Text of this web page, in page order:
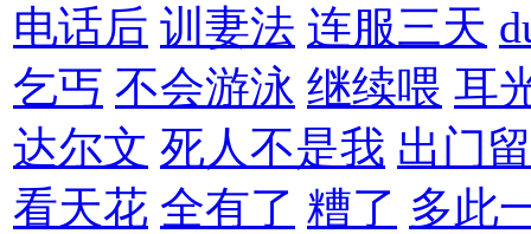
电话后 训妻法 连服三天
乞丐 不会游泳 继续喂 耳
达尔文 死人不是我 出门
看天花 全有了 糟了 多此